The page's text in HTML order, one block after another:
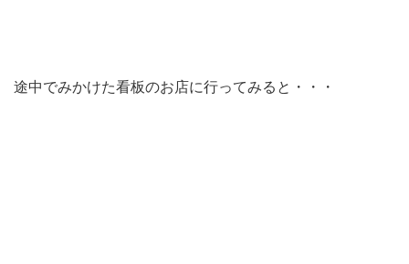
途中でみかけた看板のお店に行ってみると・・・